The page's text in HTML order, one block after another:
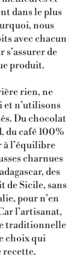
dans le plus
nous
avec chacun
s’assurer de
produit.
rien, ne
et n’utilisons
Du chocolat
du café 100%
à l’équilibre
charnues
des
de Sicile, sans
pour n’en
l’artisanat,
traditionnelle
choix qui
recette.